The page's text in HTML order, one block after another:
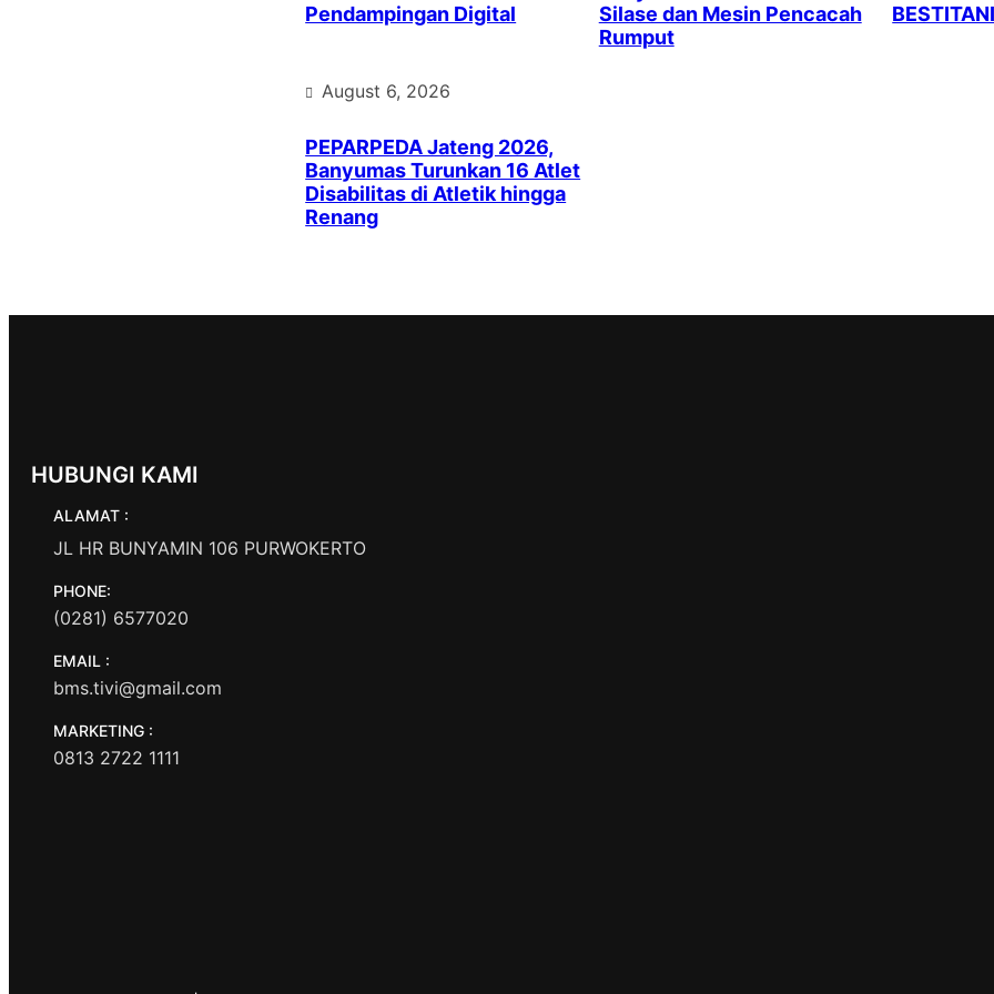
Pendampingan Digital
Silase dan Mesin Pencacah
Rumput
August 6, 2026
PEPARPEDA Jateng 2026,
Banyumas Turunkan 16 Atlet
Disabilitas di Atletik hingga
Renang
HUBUNGI KAMI
ALAMAT :
JL HR BUNYAMIN 106 PURWOKERTO
PHONE:
(0281) 6577020
EMAIL :
bms.tivi@gmail.com
MARKETING :
0813 2722 1111